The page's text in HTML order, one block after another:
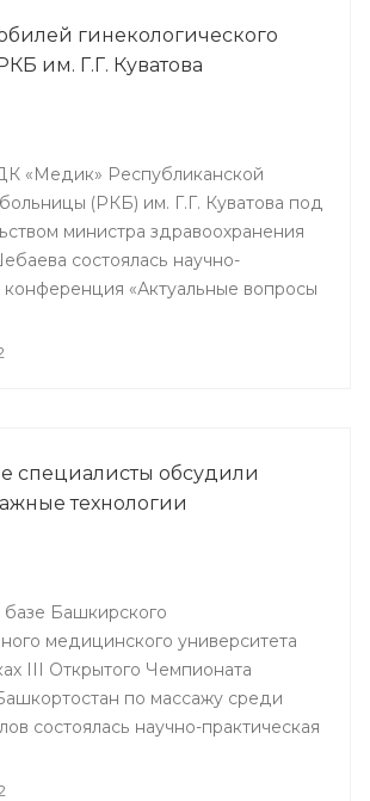
гинекологического
им. Г.Г. Куватова
«Медик» Республиканской
(РКБ) им. Г.Г. Куватова под
министра здравоохранения
состоялась научно-
конференция «Актуальные вопросы
гинекологического отделения
специалисты обсудили
технологии
базе Башкирского
медицинского университета
III Открытого Чемпионата
по массажу среди
состоялась научно-практическая
«Ассоциацией